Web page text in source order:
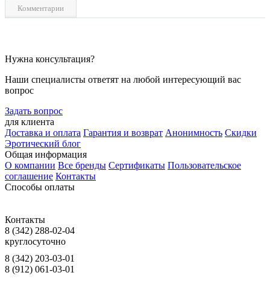
Комментарии
Нужна консультация?
Наши специалисты ответят на любой интересующий вас
вопрос
Задать вопрос
для клиента
Доставка и оплата Гарантия и возврат Анонимность Скидки
Эротический блог
Общая информация
О компании Все бренды Сертификаты Пользовательское
соглашение Контакты
Способы оплаты
Контакты
8 (342) 288-02-04
круглосуточно
8 (342) 203-03-01
8 (912) 061-03-01